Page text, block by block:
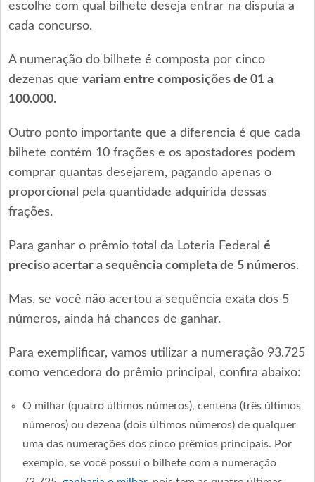
escolhe com qual bilhete deseja entrar na disputa a
cada concurso.
A numeração do bilhete é composta por cinco
dezenas que variam entre composições de 01 a
100.000.
Outro ponto importante que a diferencia é que cada
bilhete contém 10 frações e os apostadores podem
comprar quantas desejarem, pagando apenas o
proporcional pela quantidade adquirida dessas
frações.
Para ganhar o prêmio total da Loteria Federal é
preciso acertar a sequência completa de 5 números.
Mas, se você não acertou a sequência exata dos 5
números, ainda há chances de ganhar.
Para exemplificar, vamos utilizar a numeração 93.725
como vencedora do prêmio principal, confira abaixo:
O milhar (quatro últimos números), centena (três últimos
números) ou dezena (dois últimos números) de qualquer
uma das numerações dos cinco prêmios principais. Por
exemplo, se você possui o bilhete com a numeração